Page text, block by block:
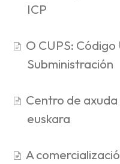
ICP
O CUPS:
Subministración
Centro de
euskara
A